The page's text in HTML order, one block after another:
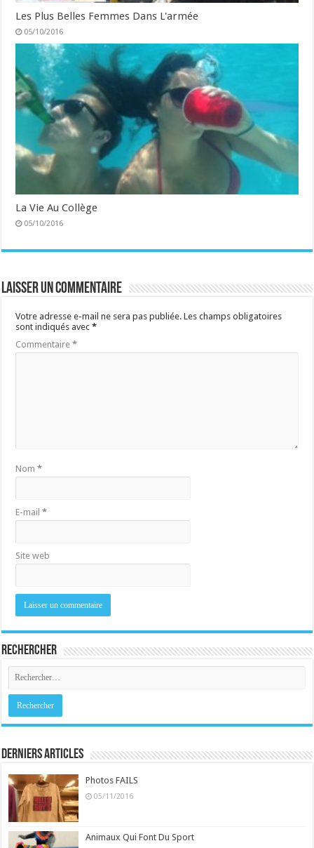
Les Plus Belles Femmes Dans L'armée
05/10/2016
La Vie Au Collège
05/10/2016
Laisser un commentaire
Votre adresse e-mail ne sera pas publiée. Les champs obligatoires
sont indiqués avec*
Commentaire*
Nom*
E-mail*
Site web
Rechercher
Derniers Articles
Photos FAILS
05/11/2016
Animaux Qui Font Du Sport